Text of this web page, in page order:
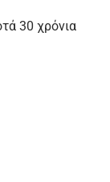
30 χρόνια